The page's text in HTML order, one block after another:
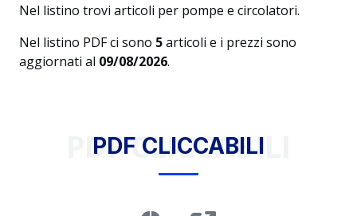
Nel listino trovi articoli per pompe e circolatori.
Nel listino PDF ci sono 5articoli e i prezzi sono
aggiornati al 09/08/2026.
PDF CLICCABILI
PDF CLICCABILI